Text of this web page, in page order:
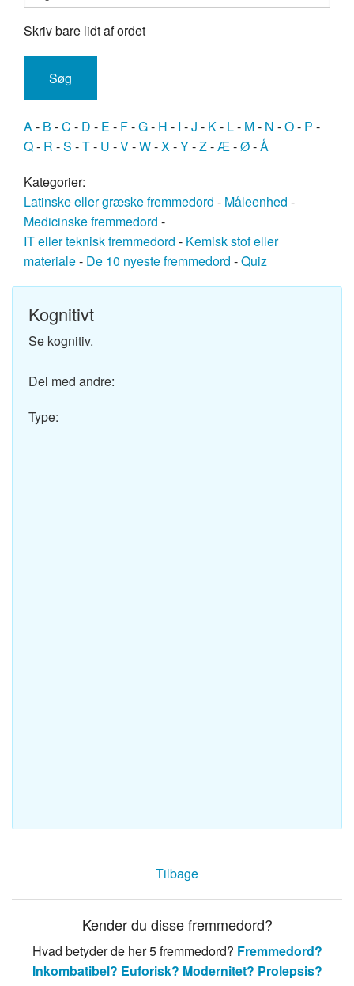
Skriv bare lidt af ordet
A- B -C - D - E - F-G- H - I -J - K- L- M- N -O- P -
Q- R -S -T- U -V-W-X-Y-Z-Æ-Ø-Å
Kategorier:
Latinske eller græske fremmedord - Måleenhed -
Medicinske fremmedord -
IT eller teknisk fremmedord - Kemisk stof eller
materiale- De 10 nyeste fremmedord -Quiz
Kognitivt
Se kognitiv.
Del med andre:
Type:
Tilbage
Kender du disse fremmedord?
Hvad betyder de her 5 fremmedord? Fremmedord?
Inkombatibel? Euforisk? Modernitet? Prolepsis?